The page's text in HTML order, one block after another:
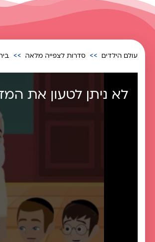
עולם הילדים סדרות לצפייה מלאה
לא ניתן לטעון את